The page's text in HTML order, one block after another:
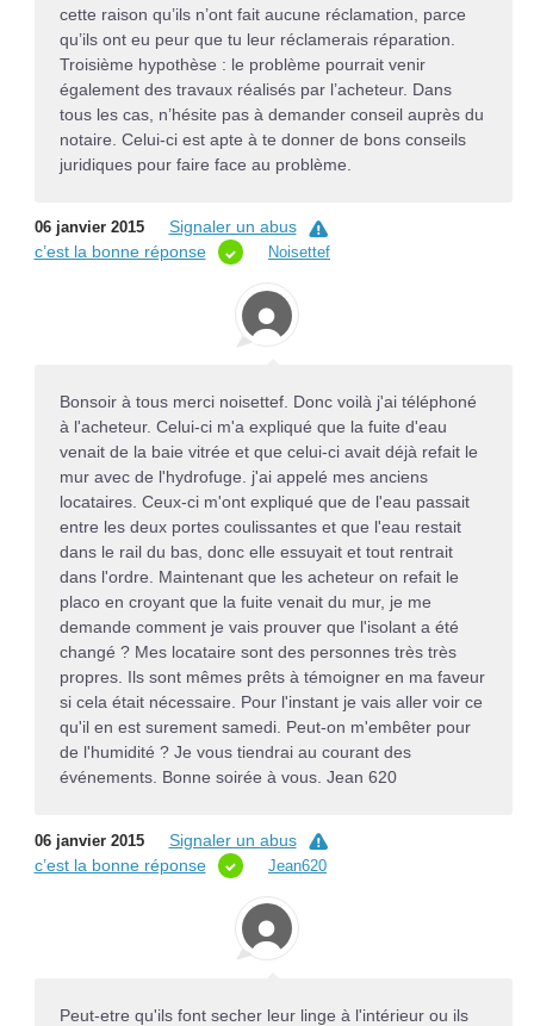
cette raison qu’ils n’ont fait aucune réclamation, parce
qu’ils ont eu peur que tu leur réclamerais réparation.
Troisième hypothèse : le problème pourrait venir
également des travaux réalisés par l’acheteur. Dans
tous les cas, n’hésite pas à demander conseil auprès du
notaire. Celui-ci est apte à te donner de bons conseils
juridiques pour faire face au problème.
06 janvier 2015
Signaler un abus
c’est la bonne réponse
Noisettef
Bonsoir à tous merci noisettef. Donc voilà j'ai téléphoné
à l'acheteur. Celui-ci m'a expliqué que la fuite d'eau
venait de la baie vitrée et que celui-ci avait déjà refait le
mur avec de l'hydrofuge. j'ai appelé mes anciens
locataires. Ceux-ci m'ont expliqué que de l'eau passait
entre les deux portes coulissantes et que l'eau restait
dans le rail du bas, donc elle essuyait et tout rentrait
dans l'ordre. Maintenant que les acheteur on refait le
placo en croyant que la fuite venait du mur, je me
demande comment je vais prouver que l'isolant a été
changé ? Mes locataire sont des personnes très très
propres. Ils sont mêmes prêts à témoigner en ma faveur
si cela était nécessaire. Pour l'instant je vais aller voir ce
qu'il en est surement samedi. Peut-on m'embêter pour
de l'humidité ? Je vous tiendrai au courant des
événements. Bonne soirée à vous. Jean 620
06 janvier 2015
Signaler un abus
c’est la bonne réponse
Jean620
Peut-etre qu'ils font secher leur linge à l'intérieur ou ils